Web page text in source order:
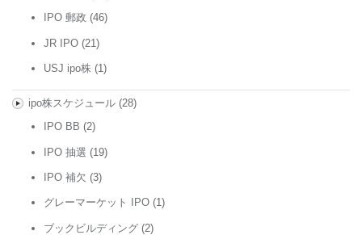
IPO 郵政 (46)
JR IPO (21)
USJ ipo株 (1)
ipo株スケジュール(28)
IPO BB (2)
IPO 抽選 (19)
IPO 補欠 (3)
グレーマーケット IPO (1)
ブックビルディング (2)